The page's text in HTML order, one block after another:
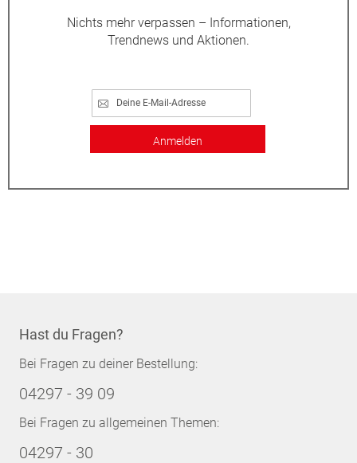
Nichts mehr verpassen – Informationen,
Trendnews und Aktionen.
Anmelden
Hast du Fragen?
Bei Fragen zu deiner Bestellung:
04297 - 39 09
Bei Fragen zu allgemeinen Themen:
04297 - 30